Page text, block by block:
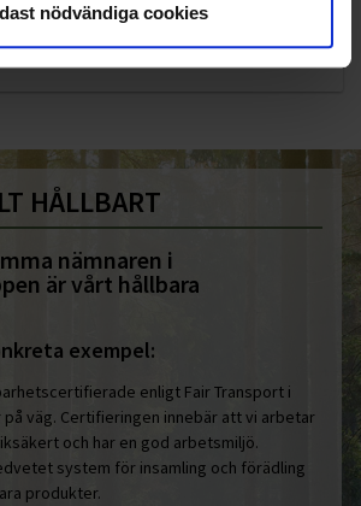
nödvändiga cookies
HÅLLBART
nämnaren i
är vårt hållbara
exempel:
enligt Fair Transport i
väg. Certifieringen innebär att vi arbetar
och har en god arbetsmiljö.
system för insamling och förädling
produkter.